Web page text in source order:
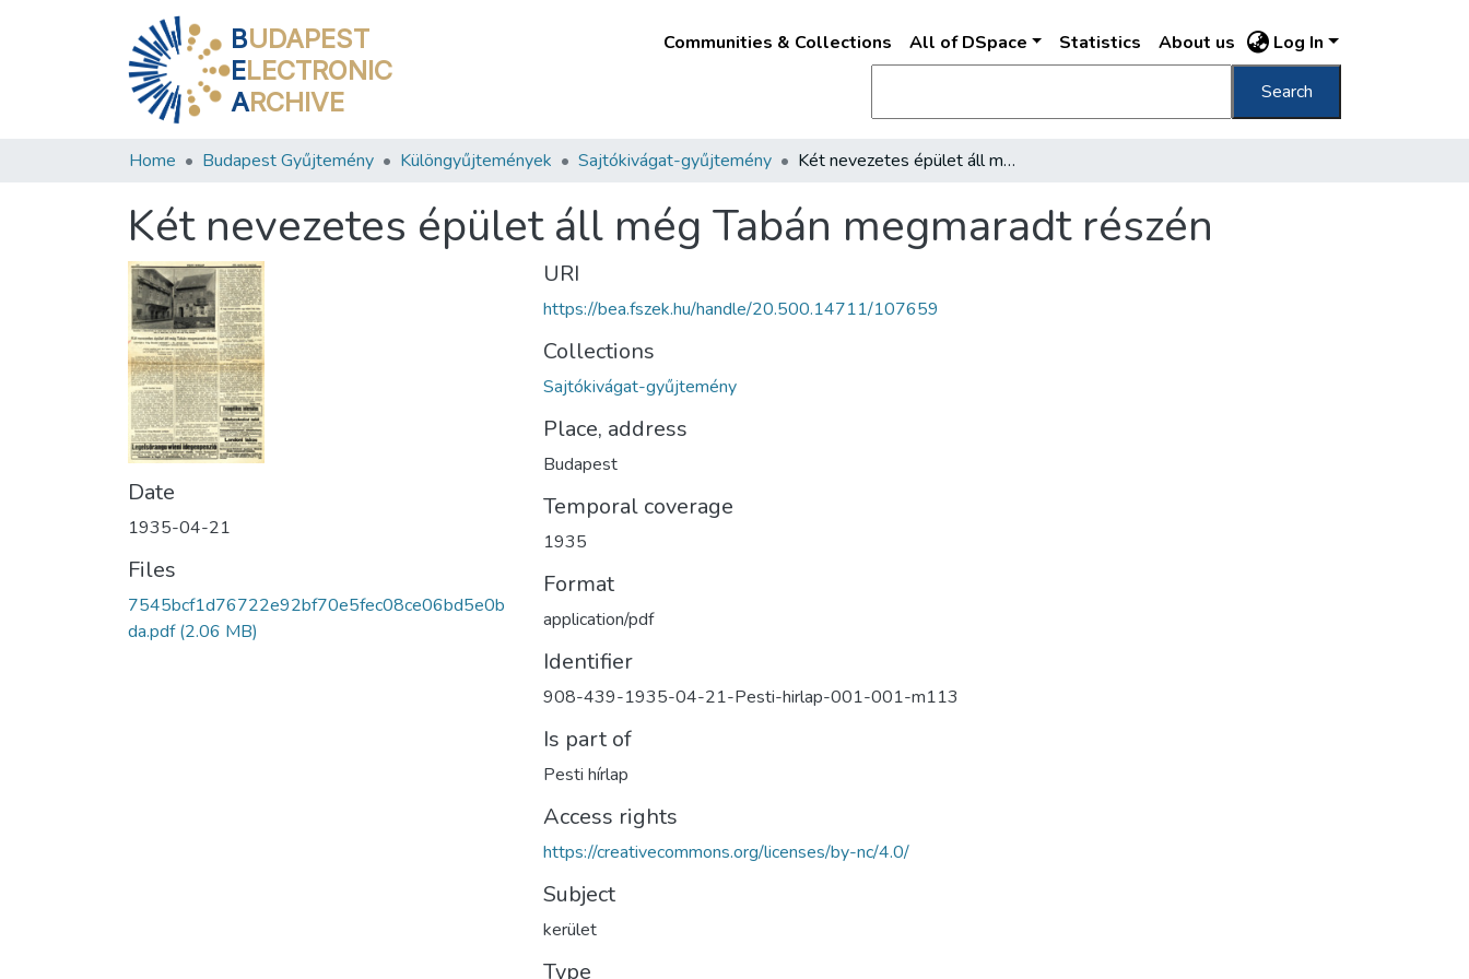
BUDAPEST
ELECTRONIC
ARCHIVE
Communities & Collections All of DSpace Statistics About us Log In
Search
Home Budapest Gyűjtemény Különgyűjtemények Sajtókivágat-gyűjtemény Két nevezetes épület áll még Tabán megmaradt részén
Két nevezetes épület áll még Tabán megmaradt részén
Date
1935-04-21
Files
7545bcf1d76722e92bf70e5fec08ce06bd5e0b
da.pdf(2.06 MB)
URI
https://bea.fszek.hu/handle/20.500.14711/107659
Collections
Sajtókivágat-gyűjtemény
Place, address
Budapest
Temporal coverage
1935
Format
application/pdf
Identifier
908-439-1935-04-21-Pesti-hirlap-001-001-m113
Is part of
Pesti hírlap
Access rights
https://creativecommons.org/licenses/by-nc/4.0/
Subject
kerület
Type